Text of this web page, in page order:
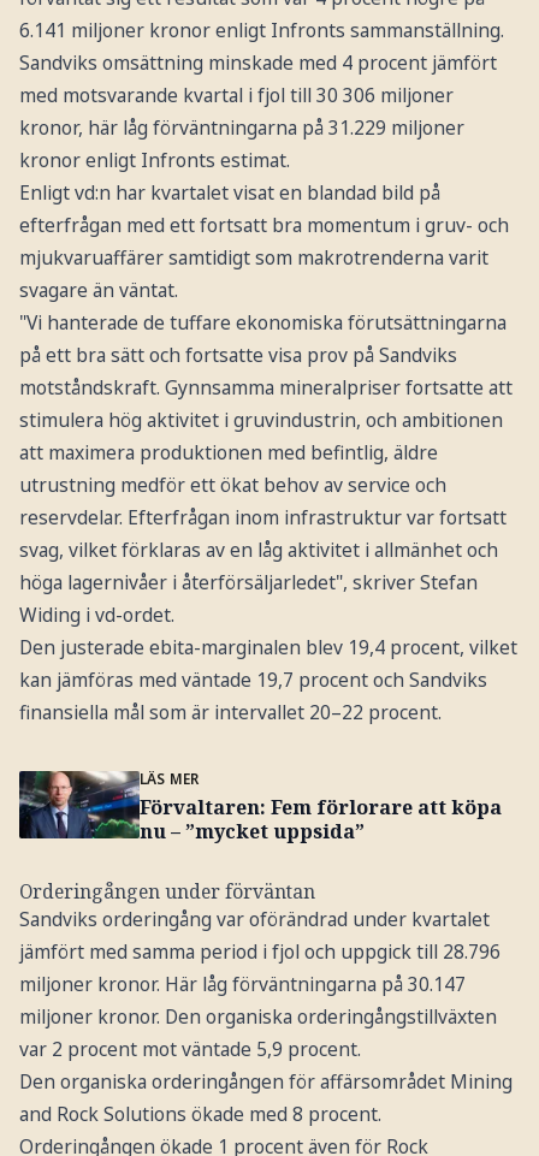
6.141 miljoner kronor enligt Infronts sammanställning.
Sandviks omsättning minskade med 4 procent jämfört
med motsvarande kvartal i fjol till 30 306 miljoner
kronor, här låg förväntningarna på 31.229 miljoner
kronor enligt Infronts estimat.
Enligt vd:n har kvartalet visat en blandad bild på
efterfrågan med ett fortsatt bra momentum i gruv- och
mjukvaruaffärer samtidigt som makrotrenderna varit
svagare än väntat.
"Vi hanterade de tuffare ekonomiska förutsättningarna
på ett bra sätt och fortsatte visa prov på Sandviks
motståndskraft. Gynnsamma mineralpriser fortsatte att
stimulera hög aktivitet i gruvindustrin, och ambitionen
att maximera produktionen med befintlig, äldre
utrustning medför ett ökat behov av service och
reservdelar. Efterfrågan inom infrastruktur var fortsatt
svag, vilket förklaras av en låg aktivitet i allmänhet och
höga lagernivåer i återförsäljarledet", skriver Stefan
Widing i vd-ordet.
Den justerade ebita-marginalen blev 19,4 procent, vilket
kan jämföras med väntade 19,7 procent och Sandviks
finansiella mål som är intervallet 20–22 procent.
LÄS MER
Förvaltaren: Fem förlorare att köpa
nu – ”mycket uppsida”
Orderingången under förväntan
Sandviks orderingång var oförändrad under kvartalet
jämfört med samma period i fjol och uppgick till 28.796
miljoner kronor. Här låg förväntningarna på 30.147
miljoner kronor. Den organiska orderingångstillväxten
var 2 procent mot väntade 5,9 procent.
Den organiska orderingången för affärsområdet Mining
and Rock Solutions ökade med 8 procent.
Orderingången ökade 1 procent även för Rock